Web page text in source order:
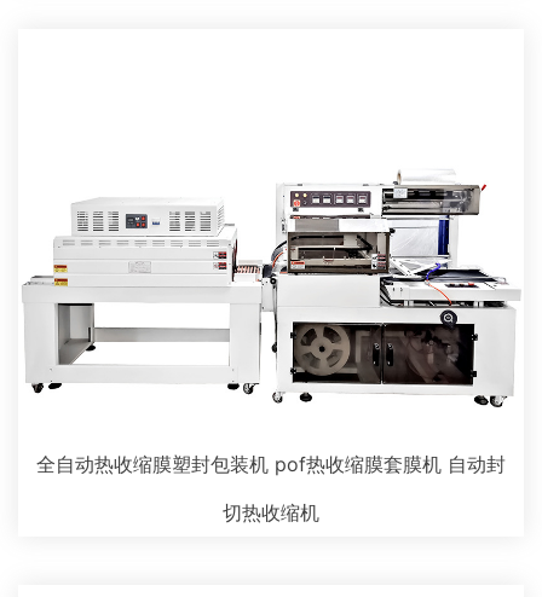
全自动热收缩膜塑封包装机 pof热收缩膜套膜机 自动封
切热收缩机